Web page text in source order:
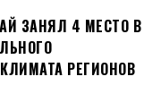
ЗАНЯЛ 4 МЕСТО В
РЕГИОНОВ